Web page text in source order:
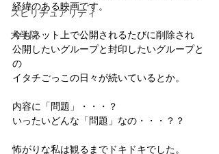
スピリチュアリティ
大学院
経緯のある映画です。
今もネット上で公開されるたびに削除され
公開したいグループと封印したいグループと
の
イタチごっこの日々が続いているとか。
内容に「問題」・・・？
いったいどんな「問題」なの・・・？？
怖がりな私は観るまでドキドキでした。